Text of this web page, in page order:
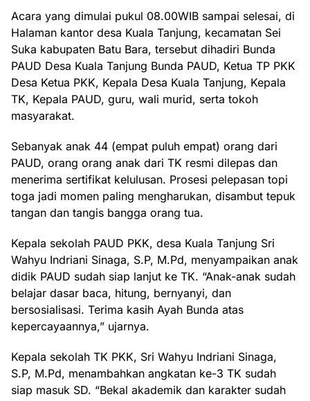
Acara yang dimulai pukul 08.00WIB sampai selesai, di
Halaman kantor desa Kuala Tanjung, kecamatan Sei
Suka kabupaten Batu Bara, tersebut dihadiri Bunda
PAUD Desa Kuala Tanjung Bunda PAUD, Ketua TP PKK
Desa Ketua PKK, Kepala Desa Kuala Tanjung, Kepala
TK, Kepala PAUD, guru, wali murid, serta tokoh
masyarakat.
Sebanyak anak 44 (empat puluh empat) orang dari
PAUD, orang orang anak dari TK resmi dilepas dan
menerima sertifikat kelulusan. Prosesi pelepasan topi
toga jadi momen paling mengharukan, disambut tepuk
tangan dan tangis bangga orang tua.
Kepala sekolah PAUD PKK, desa Kuala Tanjung Sri
Wahyu Indriani Sinaga, S.P, M.Pd, menyampaikan anak
didik PAUD sudah siap lanjut ke TK. “Anak-anak sudah
belajar dasar baca, hitung, bernyanyi, dan
bersosialisasi. Terima kasih Ayah Bunda atas
kepercayaannya,” ujarnya.
Kepala sekolah TK PKK, Sri Wahyu Indriani Sinaga,
S.P, M.Pd, menambahkan angkatan ke-3 TK sudah
siap masuk SD. “Bekal akademik dan karakter sudah